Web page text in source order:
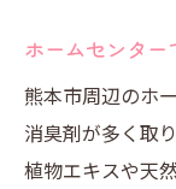
ホームセンタ
熊本市周辺のホ
消臭剤が多く取
植物エキスや天